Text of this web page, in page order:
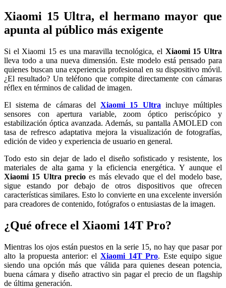
Xiaomi 15 Ultra, el hermano mayor que
apunta al público más exigente
Si el Xiaomi 15 es una maravilla tecnológica, el Xiaomi 15 Ultra
lleva todo a una nueva dimensión. Este modelo está pensado para
quienes buscan una experiencia profesional en su dispositivo móvil.
¿El resultado? Un teléfono que compite directamente con cámaras
réflex en términos de calidad de imagen.
El sistema de cámaras delXiaomi 15 Ultra incluye múltiples
sensores con apertura variable, zoom óptico periscópico y
estabilización óptica avanzada. Además, su pantalla AMOLED con
tasa de refresco adaptativa mejora la visualización de fotografías,
edición de video y experiencia de usuario en general.
Todo esto sin dejar de lado el diseño sofisticado y resistente, los
materiales de alta gama y la eficiencia energética. Y aunque el
Xiaomi 15 Ultra precio es más elevado que el del modelo base,
sigue estando por debajo de otros dispositivos que ofrecen
características similares. Esto lo convierte en una excelente inversión
para creadores de contenido, fotógrafos o entusiastas de la imagen.
¿Qué ofrece el Xiaomi 14T Pro?
Mientras los ojos están puestos en la serie 15, no hay que pasar por
alto la propuesta anterior: el Xiaomi 14T Pro. Este equipo sigue
siendo una opción más que válida para quienes desean potencia,
buena cámara y diseño atractivo sin pagar el precio de un flagship
de última generación.